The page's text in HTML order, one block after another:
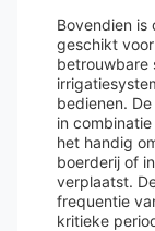
Bovendien is
geschikt
betrouwbare
bedienen.
in
het handig
boerderij of
verplaatst.
frequentie
kritieke